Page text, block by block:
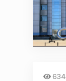
634